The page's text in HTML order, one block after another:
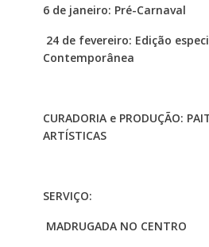
6 de janeiro: Pré-Carnaval
24 de fevereiro: Edição
Contemporânea
CURADORIA e PRODUÇÃO:
ARTÍSTICAS
SERVIÇO:
MADRUGADA NO CENTRO